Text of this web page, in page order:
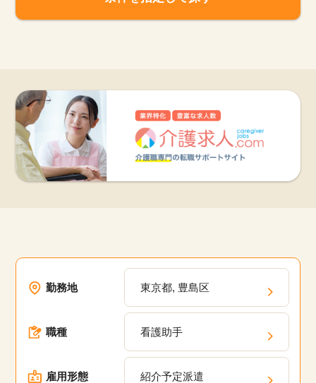
就職サポート
勤務地 東京都, 豊島区
職種 看護助手
雇用形態 紹介予定派遣